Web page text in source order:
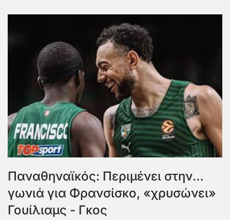
Παναθηναϊκός: Περιμένει στην…
γωνιά για Φρανσίσκο, «χρυσώνει»
Γουίλιαμς - Γκος